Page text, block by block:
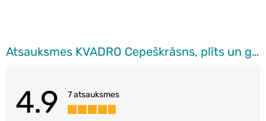
Atsauksmes KVADRO Cepeškrāsns, plīts un grila tīrīšanas līdzeklis, 700ml
4.9 7 atsauksmes